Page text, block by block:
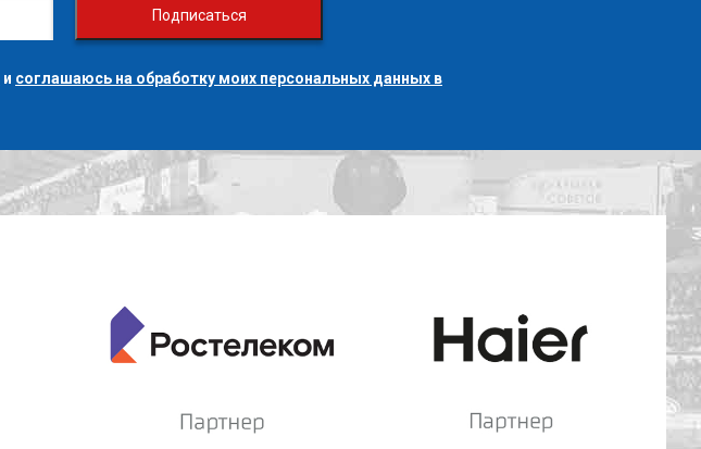
Подписаться
и соглашаюсь на обработку моих персональных данных в